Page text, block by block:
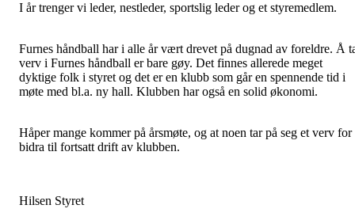
I år trenger vi leder, nestleder, sportslig leder og et styremedlem.
Furnes håndball har i alle år vært drevet på dugnad av foreldre. Å
verv i Furnes håndball er bare gøy. Det finnes allerede meget
dyktige folk i styret og det er en klubb som går en spennende tid i
møte med bl.a. ny hall. Klubben har også en solid økonomi.
Håper mange kommer på årsmøte, og at noen tar på seg et verv for
bidra til fortsatt drift av klubben.
Hilsen Styret